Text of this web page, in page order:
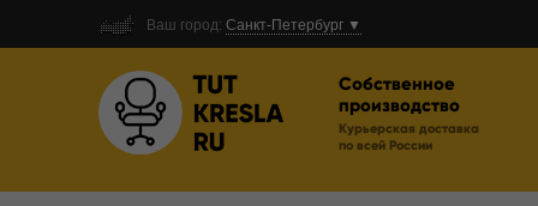
Ваш город: Санкт-Петербург ▼
Собственное
производство
Курьерская доставка
по всей России